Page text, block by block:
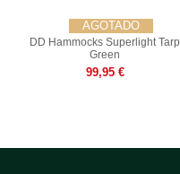
AGOTADO
DD Hammocks Superlight Tarp
Green
99,95 €